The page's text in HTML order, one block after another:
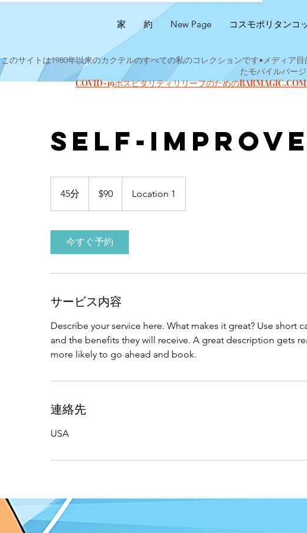
家 約 New Page コスモポリタンコ
このサイトは1980年以来のカクテルのすべての私のコレクションです•メディア
たモバイルバー
COVID-19ホスピタリティリリーフのための
Self-
45分
5
$90 Location 1
今すぐ予約
サービス内容
Describe your service here. What makes it great? Use short
and the benefits they will receive. A great description gets
more likely to go ahead and book.
連絡先
USA